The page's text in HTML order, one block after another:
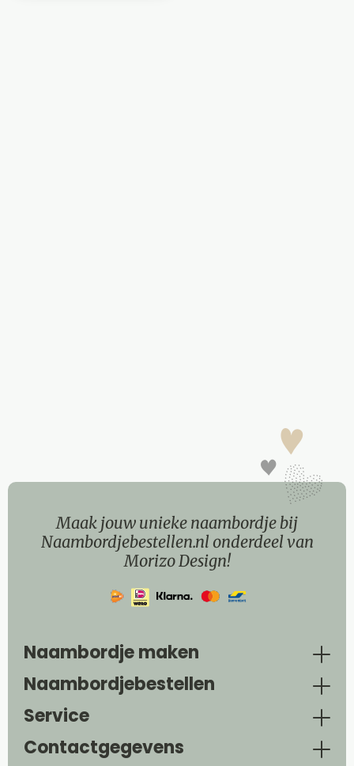
Maak jouw unieke naambordje bij
Naambordjebestellen.nl onderdeel van
Morizo Design!
Naambordje maken
Naambordjebestellen
Service
Contactgegevens